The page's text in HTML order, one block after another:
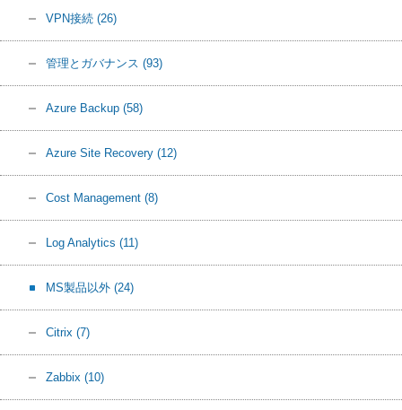
VPN接続 (26)
管理とガバナンス (93)
Azure Backup (58)
Azure Site Recovery (12)
Cost Management (8)
Log Analytics (11)
MS製品以外 (24)
Citrix (7)
Zabbix (10)